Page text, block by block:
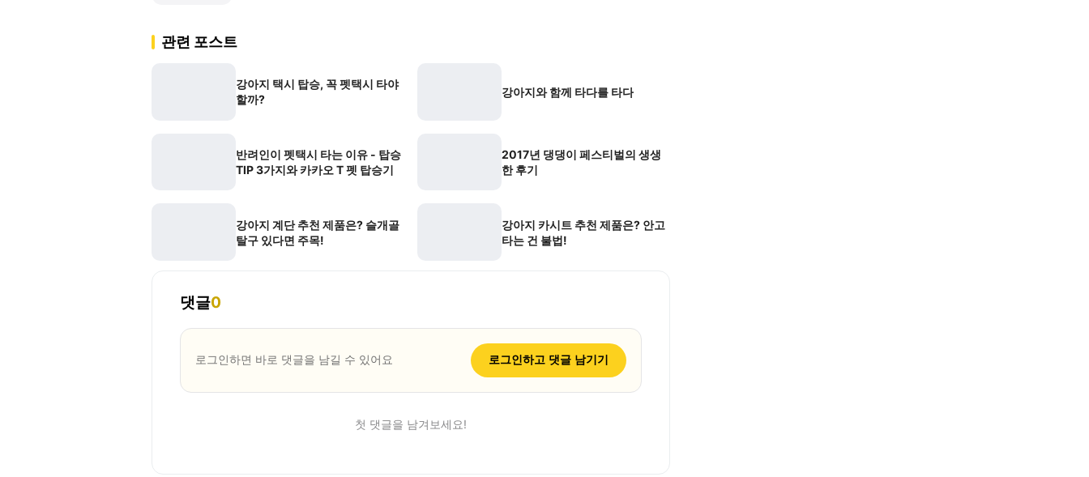
관련 포스트
강아지 택시 탑승, 꼭 펫택시 타야
할까?
강아지와 함께 타다를 타다
반려인이 펫택시 타는 이유 - 탑승
TIP 3가지와 카카오 T 펫 탑승기
2017년 댕댕이 페스티벌의 생생
한 후기
강아지 계단 추천 제품은? 슬개골
탈구 있다면 주목!
강아지 카시트 추천 제품은? 안고
타는 건 불법!
댓글0
로그인하면 바로 댓글을 남길 수 있어요 로그인하고 댓글 남기기
첫 댓글을 남겨보세요!